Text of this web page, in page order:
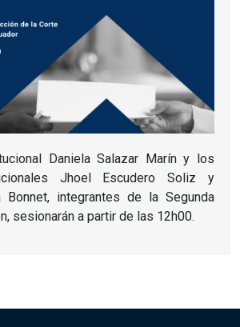
Daniela Salazar Marín y los
Jhoel Escudero Soliz y
Bonnet, integrantes de la Segunda
sesionarán a partir de las 12h00.